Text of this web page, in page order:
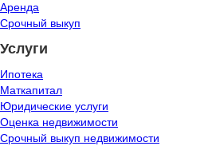
Аренда
Срочный выкуп
Услуги
Ипотека
Маткапитал
Юридические услуги
Оценка недвижимости
Срочный выкуп недвижимости